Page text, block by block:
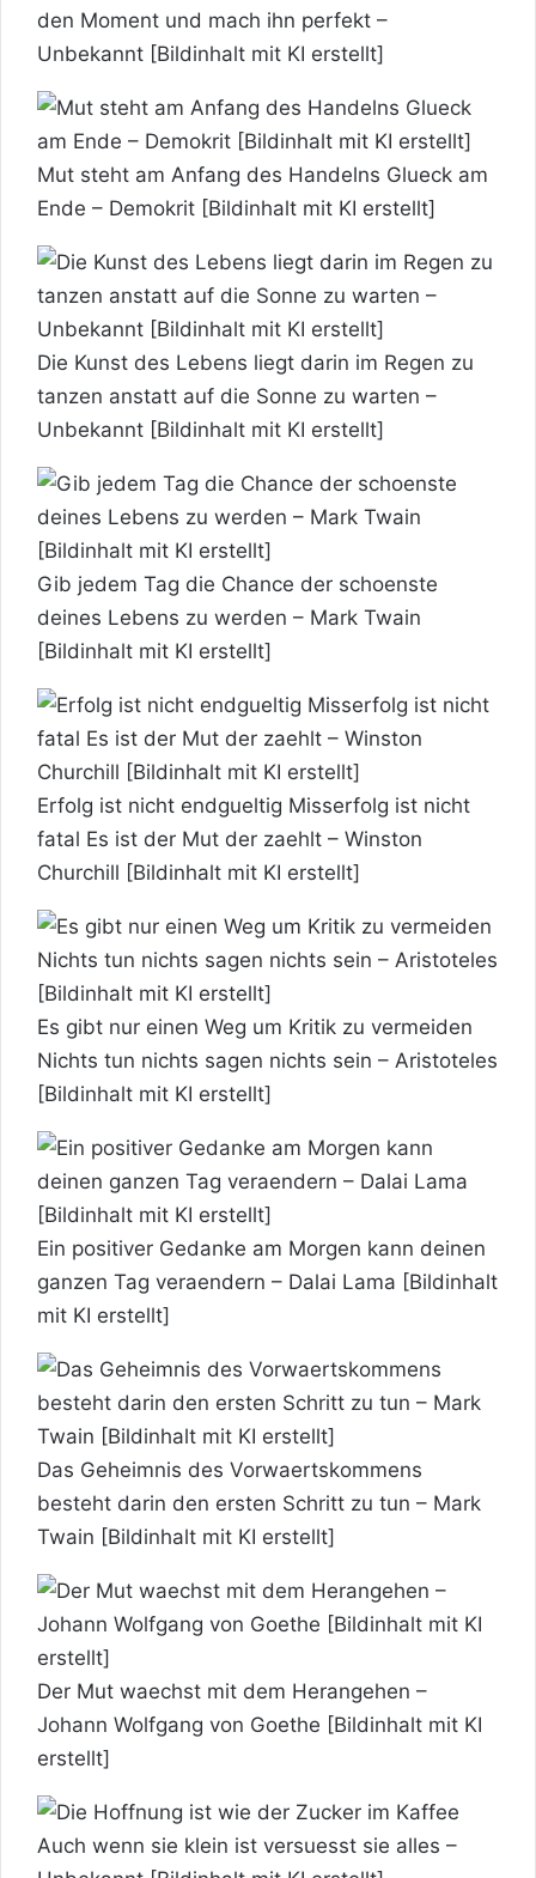
den Moment und mach ihn perfekt –
Unbekannt [Bildinhalt mit KI erstellt]
Mut steht am Anfang des Handelns Glueck am
Ende – Demokrit [Bildinhalt mit KI erstellt]
Die Kunst des Lebens liegt darin im Regen zu
tanzen anstatt auf die Sonne zu warten –
Unbekannt [Bildinhalt mit KI erstellt]
Gib jedem Tag die Chance der schoenste
deines Lebens zu werden – Mark Twain
[Bildinhalt mit KI erstellt]
Erfolg ist nicht endgueltig Misserfolg ist nicht
fatal Es ist der Mut der zaehlt – Winston
Churchill [Bildinhalt mit KI erstellt]
Es gibt nur einen Weg um Kritik zu vermeiden
Nichts tun nichts sagen nichts sein – Aristoteles
[Bildinhalt mit KI erstellt]
Ein positiver Gedanke am Morgen kann deinen
ganzen Tag veraendern – Dalai Lama [Bildinhalt
mit KI erstellt]
Das Geheimnis des Vorwaertskommens
besteht darin den ersten Schritt zu tun – Mark
Twain [Bildinhalt mit KI erstellt]
Der Mut waechst mit dem Herangehen –
Johann Wolfgang von Goethe [Bildinhalt mit KI
erstellt]